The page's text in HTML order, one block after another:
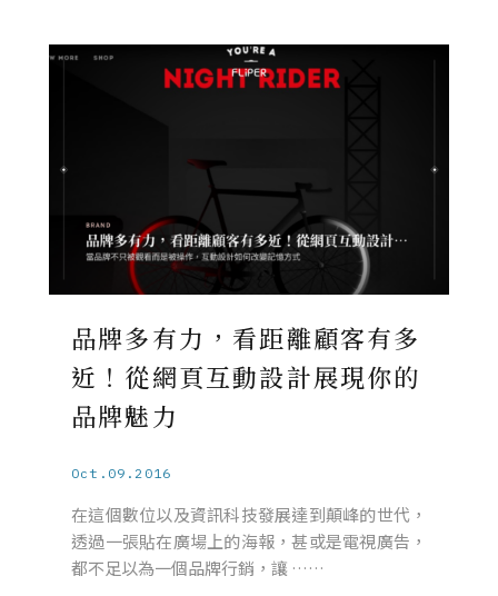
品牌多有力，看距離顧客有多
近！從網頁互動設計展現你的
品牌魅力
Oct.09.2016
在這個數位以及資訊科技發展達到顛峰的世代，
透過一張貼在廣場上的海報，甚或是電視廣告，
都不足以為一個品牌行銷，讓 ……